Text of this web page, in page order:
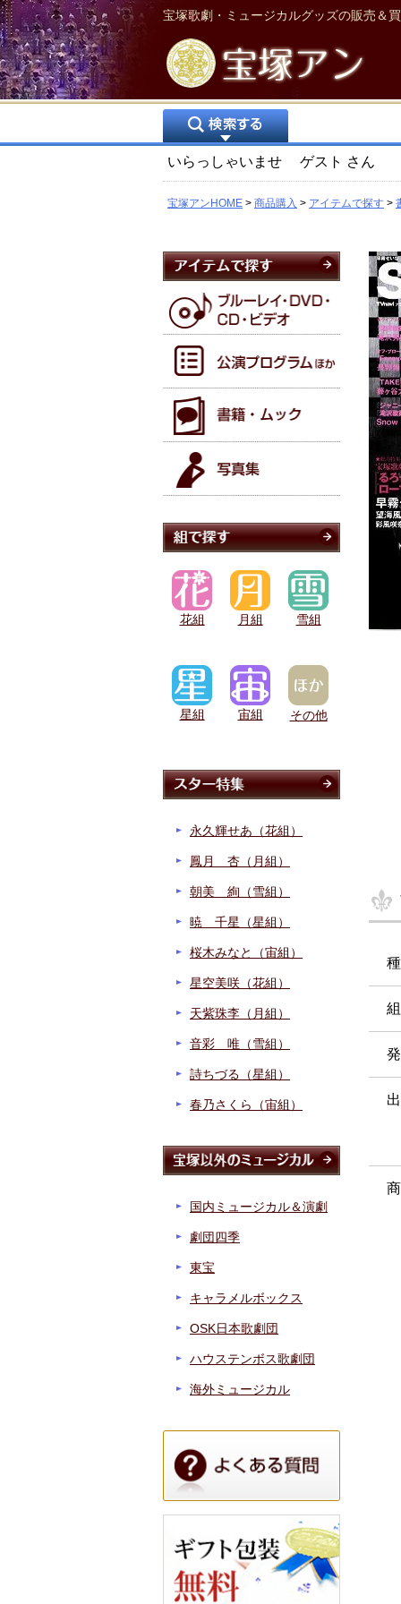
宝塚歌劇・ミュージカルグッズの販売＆
いらっしゃいませ ゲスト さん
宝塚アンHOME 商品購入 アイテムで探す
組
花組 月組 雪組
星組 宙組 その他
永久輝せあ（花組）
鳳月 杏（月組）
朝美 絢（雪組）
暁 千星（星組）
桜木みなと（宙組）
星空美咲（花組）
天紫珠李（月組）
音彩 唯（雪組）
詩ちづる（星組）
春乃さくら（宙組）
国内ミュージカル＆演劇
劇団四季
東宝
キャラメルボックス
OSK日本歌劇団
ハウステンボス歌劇団
海外ミュージカル